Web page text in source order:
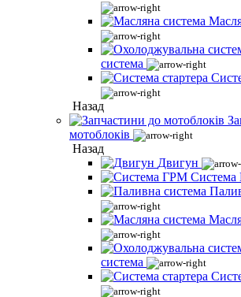
система
Назад
мотоблоків
Назад
Двигун
система